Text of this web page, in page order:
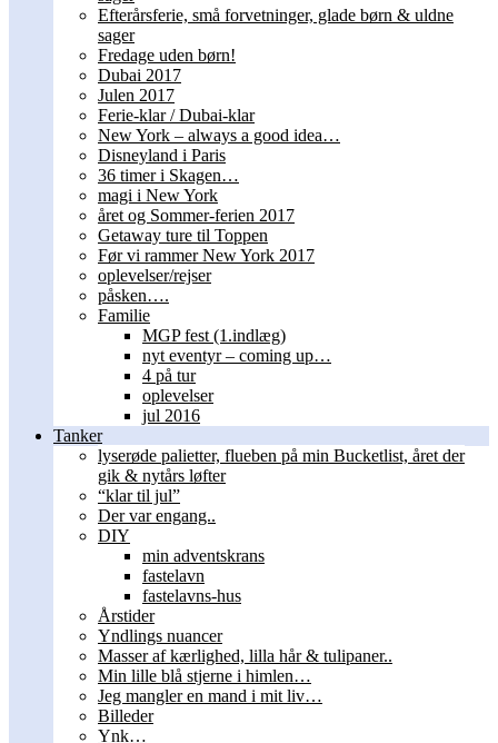
Efterårsferie, små forvetninger, glade børn & uldne
sager
Fredage uden børn!
Dubai 2017
Julen 2017
Ferie-klar / Dubai-klar
New York – always a good idea…
Disneyland i Paris
36 timer i Skagen…
magi i New York
året og Sommer-ferien 2017
Getaway ture til Toppen
Før vi rammer New York 2017
oplevelser/rejser
påsken….
Familie
MGP fest (1.indlæg)
nyt eventyr – coming up…
4 på tur
oplevelser
jul 2016
Tanker
lyserøde palietter, flueben på min Bucketlist, året der
gik & nytårs løfter
“klar til jul”
Der var engang..
DIY
min adventskrans
fastelavn
fastelavns-hus
Årstider
Yndlings nuancer
Masser af kærlighed, lilla hår & tulipaner..
Min lille blå stjerne i himlen…
Jeg mangler en mand i mit liv…
Billeder
Ynk…